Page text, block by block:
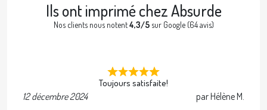
Ils ont imprimé chez Absurde
Nos clients nous notent4,3/5sur Google (64 avis)
Toujours satisfaite!
12 décembre 2024
par Hélène M.